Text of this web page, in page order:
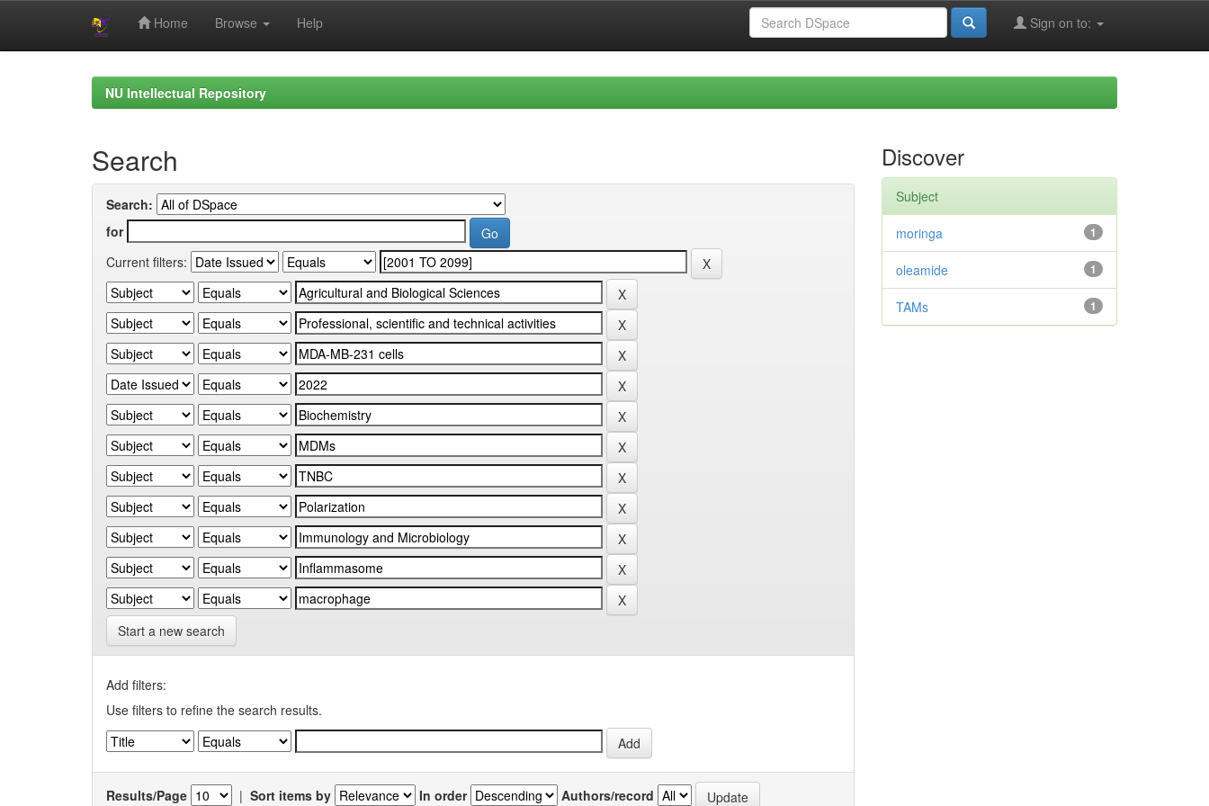
Home Browse Help Sign on to:
NU Intellectual Repository
Search
Search:
for
Current filters:
Start a new search
Add filters:
Use filters to refine the search results.
Results/Page | Sort items by In order Authors/record
Discover
Subject
1
moringa
1
oleamide
1
TAMs